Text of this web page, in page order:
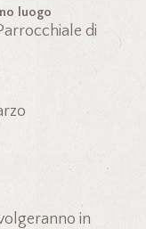
luogo
di
in